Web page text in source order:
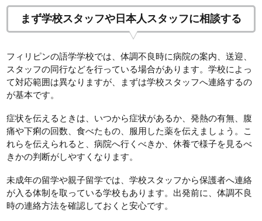
まず学校スタッフや日本人スタッフに相談する
フィリピンの語学学校では、体調不良時に病院の案内、送迎、
スタッフの同行などを行っている場合があります。学校によっ
て対応範囲は異なりますが、まずは学校スタッフへ連絡するの
が基本です。
症状を伝えるときは、いつから症状があるか、発熱の有無、腹
痛や下痢の回数、食べたもの、服用した薬を伝えましょう。こ
れらを伝えられると、病院へ行くべきか、休養で様子を見るべ
きかの判断がしやすくなります。
未成年の留学や親子留学では、学校スタッフから保護者へ連絡
が入る体制を取っている学校もあります。出発前に、体調不良
時の連絡方法を確認しておくと安心です。